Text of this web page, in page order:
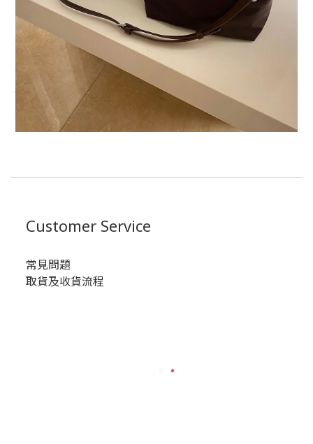
Customer Service
常見問題
取貨及收貨流程